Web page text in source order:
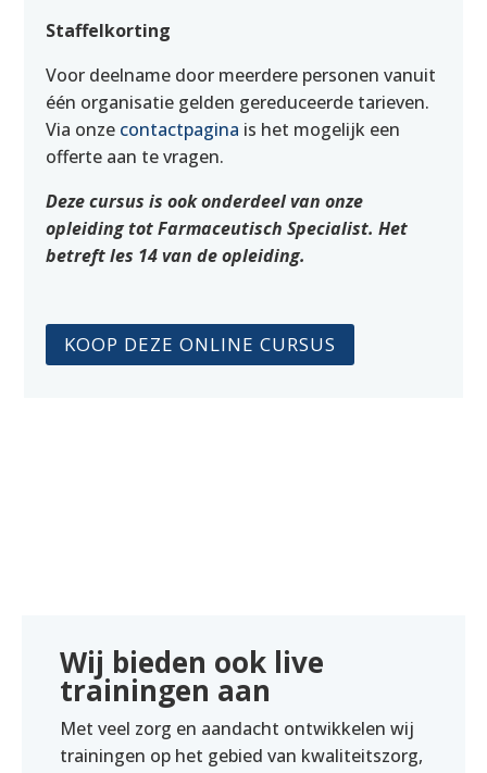
Staffelkorting
Voor deelname door meerdere personen vanuit
één organisatie gelden gereduceerde tarieven.
Via onze contactpagina is het mogelijk een
offerte aan te vragen.
Deze cursus is ook onderdeel van onze
opleiding tot Farmaceutisch Specialist. Het
betreft les 14 van de opleiding.
KOOP DEZE ONLINE CURSUS
Wij bieden ook live
trainingen aan
Met veel zorg en aandacht ontwikkelen wij
trainingen op het gebied van kwaliteitszorg,